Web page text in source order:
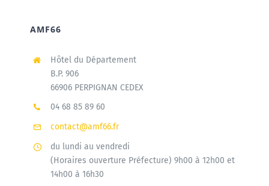
AMF66
Hôtel du Département
B.P. 906
66906 PERPIGNAN CEDEX
04 68 85 89 60
contact@amf66.fr
du lundi au vendredi
(Horaires ouverture Préfecture) 9h00 à 12h00 et
14h00 à 16h30